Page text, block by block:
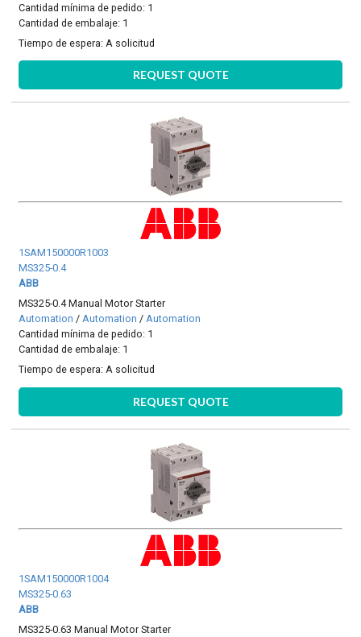
Cantidad mínima de pedido: 1
Cantidad de embalaje: 1
Tiempo de espera: A solicitud
REQUEST QUOTE
1SAM150000R1003
MS325-0.4
ABB
MS325-0.4 Manual Motor Starter
Automation / Automation / Automation
Cantidad mínima de pedido: 1
Cantidad de embalaje: 1
Tiempo de espera:A solicitud
REQUEST QUOTE
1SAM150000R1004
MS325-0.63
ABB
MS325-0.63 Manual Motor Starter